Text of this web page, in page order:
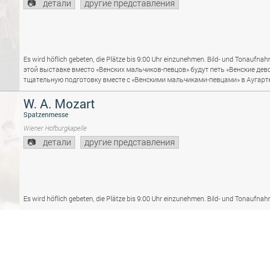
детали другие представления
Es wird höflich gebeten, die Plätze bis 9:00 Uhr einzunehmen. Bild- und
этой выставке вместо «Венских мальчиков-певцов» будут петь «Венские
тщательную подготовку вместе с «Венскими мальчиками-певцами» в
W. A. Mozart
Spatzenmesse
Wiener Hofburgkapelle
детали другие представления
Es wird höflich gebeten, die Plätze bis 9:00 Uhr einzunehmen. Bild- und